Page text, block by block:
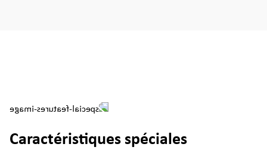
Caractéristiques spéciales